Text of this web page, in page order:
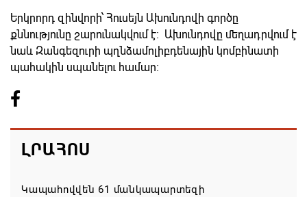
Երկրորդ զինվորի՝ Հուսեյն Ախունդովի գործը
քննությունը շարունակվում է։ Ախունդովը մեղադրվում է
նաև Զանգեզուրի պղնձամոլիբդենային կոմբինատի
պահակին սպանելու համար։
ԼՐԱՀՈՍ
Կապահովվեն 61 մանկապարտեզի